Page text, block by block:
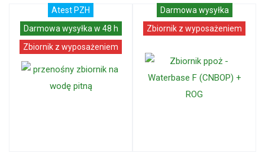
Atest PZH
Darmowa wysyłka w 48 h
Zbiornik z wyposażeniem
Darmowa wysyłka
Zbiornik z wyposażeniem